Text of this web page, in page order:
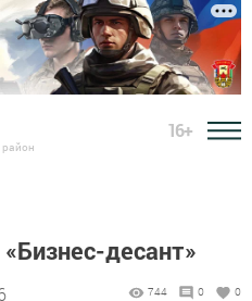
район
16+
десант»
744 0 0